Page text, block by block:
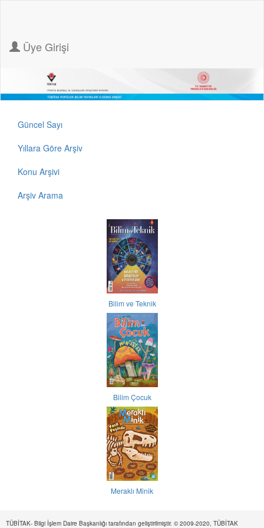
Üye Girişi
Güncel Sayı
Yıllara Göre Arşiv
Konu Arşivi
Arşiv Arama
Bilim ve Teknik
Bilim Çocuk
Meraklı Minik
TÜBİTAK- Bilgi İşlem Daire Başkanlığı tarafından geliştirilmiştir. © 2009-2020, TÜBİTAK